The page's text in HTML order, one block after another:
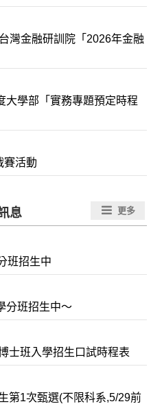
灣金融研訓院「2026年金融
大學部「實務專題預定時程
賽活動
息 更多
班招生中
分班招生中～
士班入學招生口試時程表
第1次甄選(不限科系,5/29前